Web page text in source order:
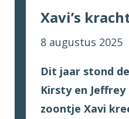
Xavi’s
8 augustus 2025
Dit jaar stond
Kirsty en
zoontje Xavi